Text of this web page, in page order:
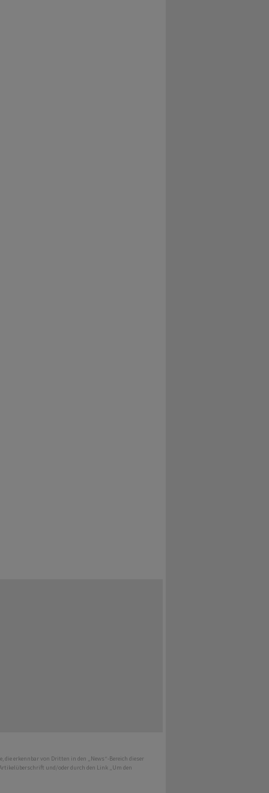
erkennbar von Dritten in den „News“-Bereich dieser
und/oder durch den Link „Um den